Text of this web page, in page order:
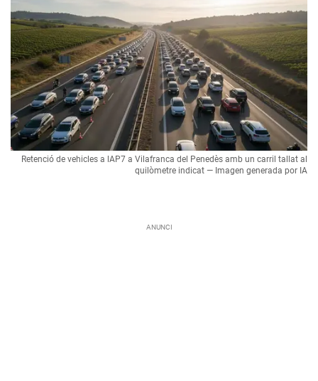
Retenció de vehicles a lAP7 a Vilafranca del Penedès amb un carril tallat al
quilòmetre indicat — Imagen generada por IA